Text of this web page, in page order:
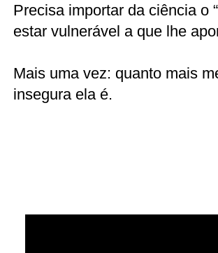
Precisa importar da ciência o
estar vulnerável a que lhe
Mais uma vez: quanto mais
insegura ela é.